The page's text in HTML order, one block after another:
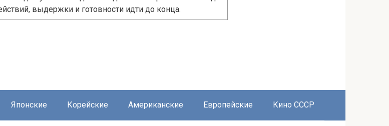
выдержки и готовности идти до конца.
Японские Корейские Американские Европейские Кино СССР